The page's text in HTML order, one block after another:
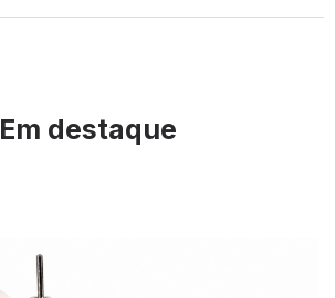
Em destaque